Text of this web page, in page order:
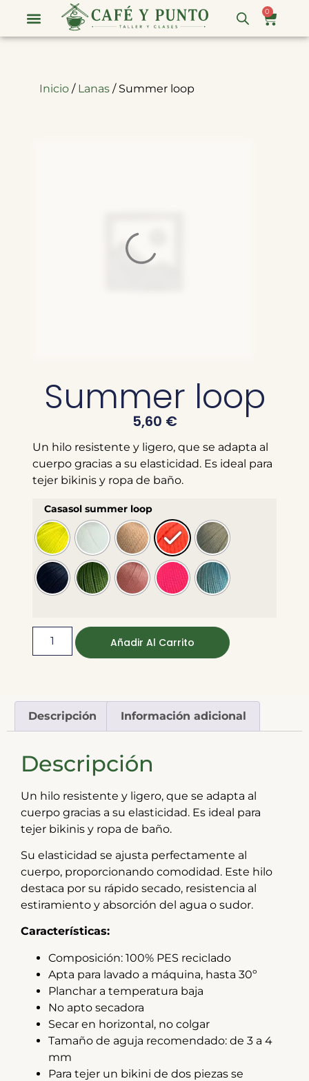
0
Inicio/ Lanas/ Summer loop
Summer loop
5,60 €
Un hilo resistente y ligero, que se adapta al
cuerpo gracias a su elasticidad. Es ideal para
tejer bikinis y ropa de baño.
Casasol summer loop
Añadir Al Carrito
Descripción Información adicional
Descripción
Un hilo resistente y ligero, que se adapta al
cuerpo gracias a su elasticidad. Es ideal para
tejer bikinis y ropa de baño.
Su elasticidad se ajusta perfectamente al
cuerpo, proporcionando comodidad. Este hilo
destaca por su rápido secado, resistencia al
estiramiento y absorción del agua o sudor.
Características:
Composición: 100% PES reciclado
Apta para lavado a máquina, hasta 30º
Planchar a temperatura baja
No apto secadora
Secar en horizontal, no colgar
Tamaño de aguja recomendado: de 3 a 4
mm
Para tejer un bikini de dos piezas se